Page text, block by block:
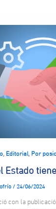
, Editorial, Por
Estado
/ 24/06/2024
con la